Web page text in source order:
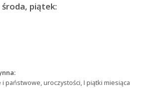
środa, piątek:
państwowe, uroczystości, I piątki miesiąca